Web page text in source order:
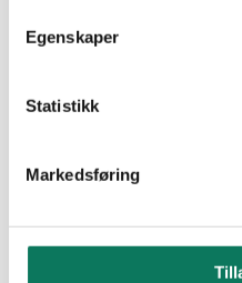
Egenskaper
Statistikk
Markedsføring
sendes til saftpressing.